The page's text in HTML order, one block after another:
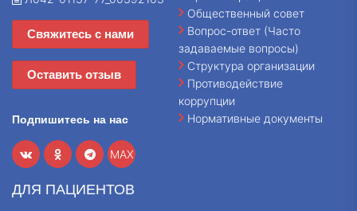
Свяжитесь с нами
Оставить отзыв
Подпишитесь на нас
MAX
Общественный совет
Вопрос-ответ (Часто
задаваемые вопросы)
Структура организации
Противодействие
коррупции
Нормативные документы
ДЛЯ ПАЦИЕНТОВ